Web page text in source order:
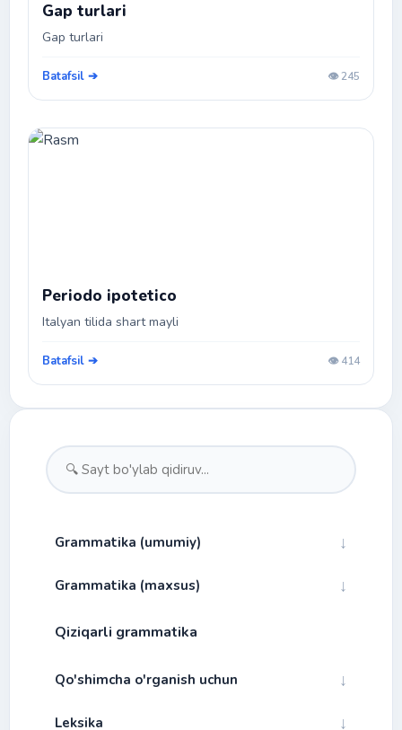
Gap turlari
Gap turlari
Batafsil ➔ 👁️ 245
Periodo ipotetico
Italyan tilida shart mayli
Batafsil ➔ 👁️ 414
Grammatika (umumiy) ↓
Fonetika ↓
Alibfo va talaffuz
Bo'g'in
Urg'u
Morfologiya
Ot
Artikl
Fe'l mayllari ↓
Fe'l zamonlari (l'indicativo) ↓
Grammatika (maxsus) ↓
Bog'lovchilar
Gap turlari
Qiziqarli grammatika
Qo'shimcha o'rganish uchun ↓
Leksika ↓